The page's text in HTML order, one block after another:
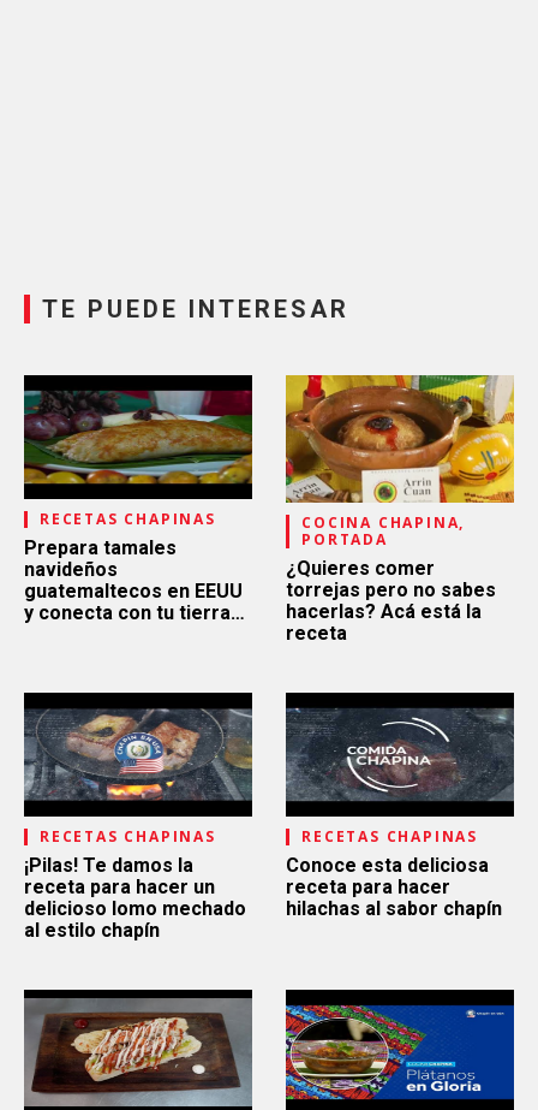
TE PUEDE INTERESAR
RECETAS CHAPINAS
Prepara tamales
navideños
guatemaltecos en EEUU
y conecta con tu tierra
COCINA CHAPINA,
PORTADA
¿Quieres comer
torrejas pero no sabes
hacerlas? Acá está la
receta
RECETAS CHAPINAS
¡Pilas! Te damos la
receta para hacer un
delicioso lomo mechado
al estilo chapín
RECETAS CHAPINAS
Conoce esta deliciosa
receta para hacer
hilachas al sabor chapín